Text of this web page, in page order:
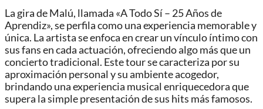
La gira de Malú, llamada «A Todo Sí – 25 Años de
Aprendiz», se perfila como una experiencia memorable y
única. La artista se enfoca en crear un vínculo íntimo con
sus fans en cada actuación, ofreciendo algo más que un
concierto tradicional. Este tour se caracteriza por su
aproximación personal y su ambiente acogedor,
brindando una experiencia musical enriquecedora que
supera la simple presentación de sus hits más famosos.